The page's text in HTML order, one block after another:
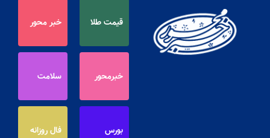
قیمت طلا خبر محور
خبرمحور سلامت
بورس فال روزانه